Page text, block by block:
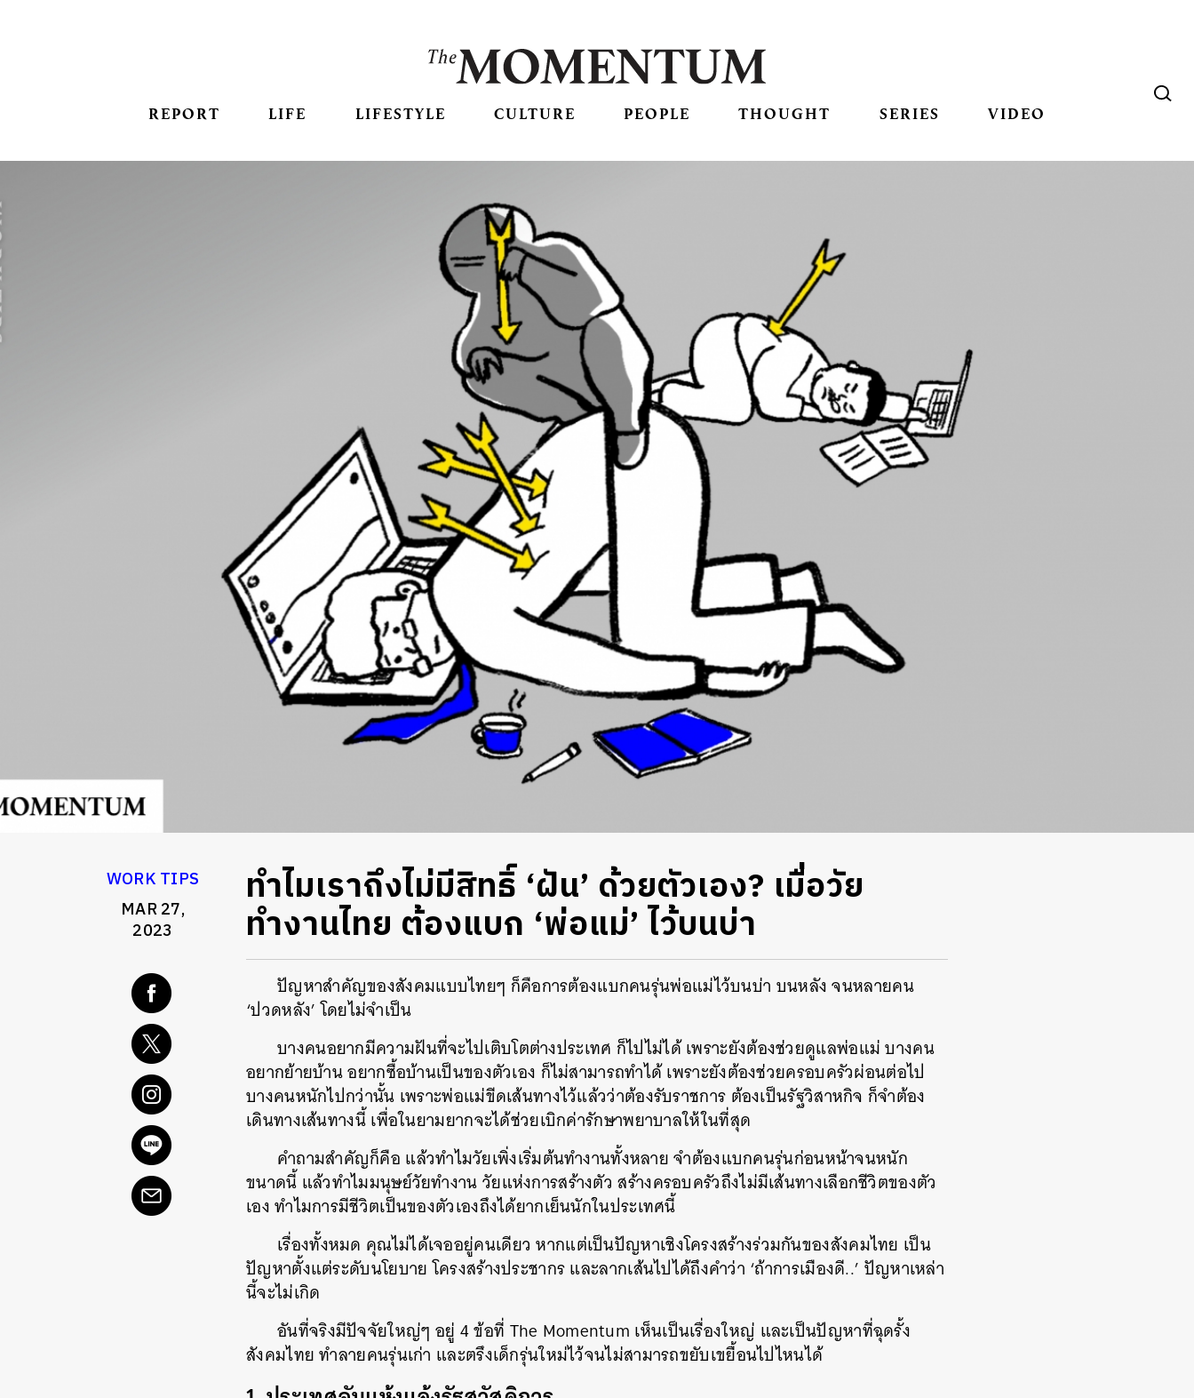
REPORT LIFE LIFESTYLE CULTURE PEOPLE THOUGHT SERIES VIDEO
WORK TIPS
MAR 27,
2023
ทำไมเราถึงไม่มีสิทธิ์ ‘ฝัน’ ด้วยตัวเอง? เมื่อวัย
ทำงานไทย ต้องแบก ‘พ่อแม่’ ไว้บนบ่า
ปัญหาสำคัญของสังคมแบบไทยๆ ก็คือการต้องแบกคนรุ่นพ่อแม่ไว้บนบ่า บนหลัง จนหลายคน
‘ปวดหลัง’ โดยไม่จำเป็น
บางคนอยากมีความฝันที่จะไปเติบโตต่างประเทศ ก็ไปไม่ได้ เพราะยังต้องช่วยดูแลพ่อแม่ บางคน
อยากย้ายบ้าน อยากซื้อบ้านเป็นของตัวเอง ก็ไม่สามารถทำได้ เพราะยังต้องช่วยครอบครัวผ่อนต่อไป
บางคนหนักไปกว่านั้น เพราะพ่อแม่ขีดเส้นทางไว้แล้วว่าต้องรับราชการ ต้องเป็นรัฐวิสาหกิจ ก็จำต้อง
เดินทางเส้นทางนี้ เพื่อในยามยากจะได้ช่วยเบิกค่ารักษาพยาบาลให้ในที่สุด
คำถามสำคัญก็คือ แล้วทำไมวัยเพิ่งเริ่มต้นทำงานทั้งหลาย จำต้องแบกคนรุ่นก่อนหน้าจนหนัก
ขนาดนี้ แล้วทำไมมนุษย์วัยทำงาน วัยแห่งการสร้างตัว สร้างครอบครัวถึงไม่มีเส้นทางเลือกชีวิตของตัว
เอง ทำไมการมีชีวิตเป็นของตัวเองถึงได้ยากเย็นนักในประเทศนี้
เรื่องทั้งหมด คุณไม่ได้เจออยู่คนเดียว หากแต่เป็นปัญหาเชิงโครงสร้างร่วมกันของสังคมไทย เป็น
ปัญหาตั้งแต่ระดับนโยบาย โครงสร้างประชากร และลากเส้นไปได้ถึงคำว่า ‘ถ้าการเมืองดี..’ ปัญหาเหล่า
นี้จะไม่เกิด
อันที่จริงมีปัจจัยใหญ่ๆ อยู่ 4 ข้อที่ The Momentum เห็นเป็นเรื่องใหญ่ และเป็นปัญหาที่ฉุดรั้ง
สังคมไทย ทำลายคนรุ่นเก่า และตรึงเด็กรุ่นใหม่ไว้จนไม่สามารถขยับเขยื้อนไปไหนได้